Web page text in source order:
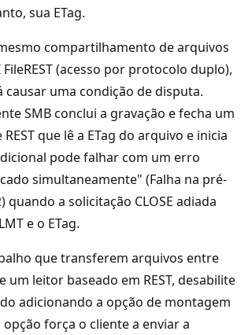
sua ETag.
compartilhamento de arquivos
FileREST (acesso por protocolo duplo),
causar uma condição de disputa.
SMB conclui a gravação e fecha um
que lê a ETag do arquivo e inicia
pode falhar com um erro
simultaneamente" (Falha na pré-
quando a solicitação CLOSE adiada
e o ETag.
que transferem arquivos entre
um leitor baseado em REST, desabilite
adicionando a opção de montagem
opção força o cliente a enviar a